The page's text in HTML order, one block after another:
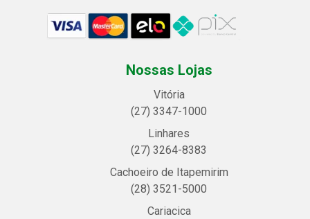
Nossas Lojas
Vitória
(27) 3347-1000
Linhares
(27) 3264-8383
Cachoeiro de Itapemirim
(28) 3521-5000
Cariacica